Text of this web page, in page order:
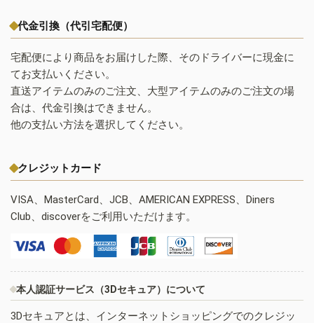
代金引換（代引宅配便）
宅配便により商品をお届けした際、そのドライバーに現金に
てお支払いください。
直送アイテムのみのご注文、大型アイテムのみのご注文の場
合は、代金引換はできません。
他の支払い方法を選択してください。
クレジットカード
VISA、MasterCard、JCB、AMERICAN EXPRESS、Diners
Club、discoverをご利用いただけます。
本人認証サービス（3Dセキュア）について
3Dセキュアとは、インターネットショッピングでのクレジッ